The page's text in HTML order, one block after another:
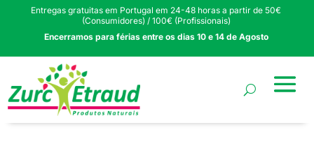
Entregas gratuitas em Portugal em 24-48 horas a partir de 50€
(Consumidores) / 100€ (Profissionais)
Encerramos para férias entre os dias 10 e 14 de Agosto